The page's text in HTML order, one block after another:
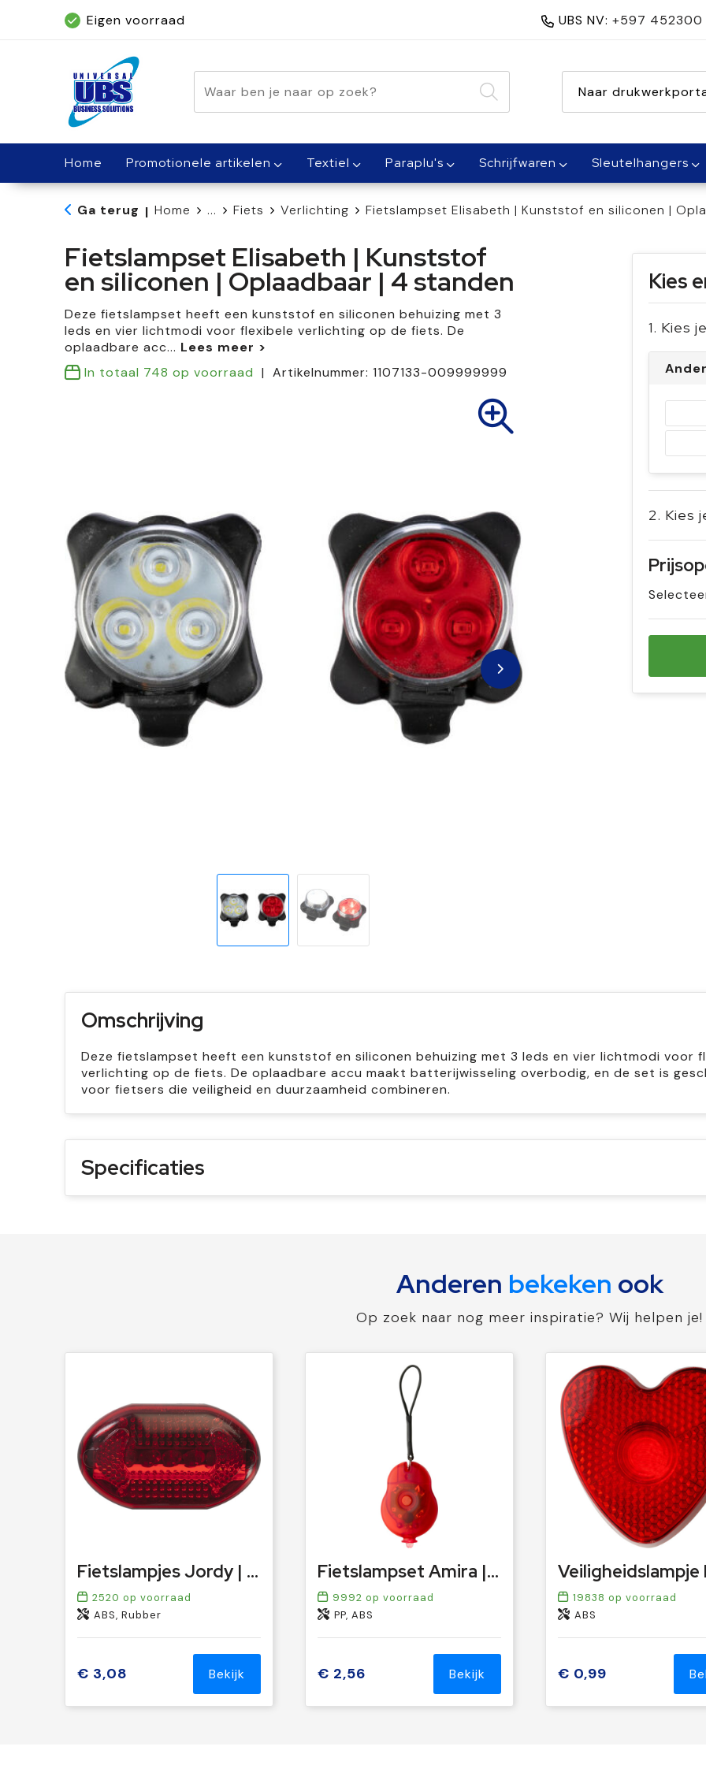
Eigen voorraad
Geleverd binnen 5 dagen, met spoed binnen 1 dag
UBS NV: +597 452300
Naar
Home Promotionele artikelen Textiel Paraplu's Schrijfwaren Sleutelhangers
Ga terug | Home ... Fiets Verlichting Fietslampset Elisabeth | Kunststof en siliconen |
Fietslampset Elisabeth | Kunststof
en siliconen | Oplaadbaar | 4 standen
Deze fietslampset heeft een kunststof en siliconen behuizing met 3
leds en vier lichtmodi voor flexibele verlichting op de fiets. De
oplaadbare acc...
In totaal 748 op voorraad Artikelnummer: 1107133-009999999
Kies
1. Kies
2. Kies
Omschrijving
Deze fietslampset heeft een kunststof en siliconen behuizing met 3 leds en vier lichtmodi voor
verlichting op de fiets. De oplaadbare accu maakt batterijwisseling overbodig, en de set is
voor fietsers die veiligheid en duurzaamheid combineren.
Specificaties
Anderen bekeken ook
Op zoek naar nog meer inspiratie? Wij helpen je!
Fietslampjes Jordy | Set | LED
2520 op voorraad
ABS, Rubber
€ 3,08 Bekijk
Fietslampset Amira | 2 st
9992 op voorraad
PP, ABS
€ 2,56 Bekijk
19838 op voorraad
ABS
€ 0,99